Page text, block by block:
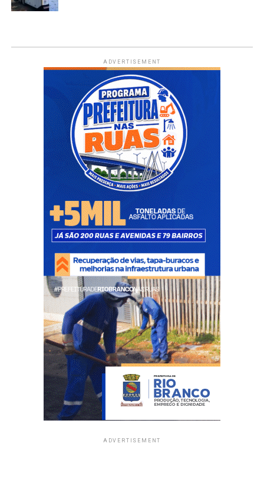
ADVERTISEMENT
ADVERTISEMENT